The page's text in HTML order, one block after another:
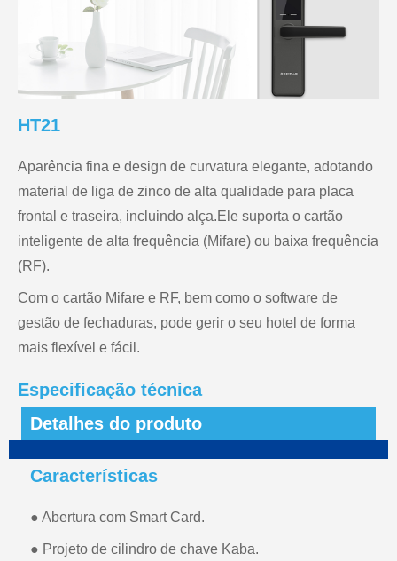
HT21
Aparência fina e design de curvatura elegante, adotando
material de liga de zinco de alta qualidade para placa
frontal e traseira, incluindo alça.Ele suporta o cartão
inteligente de alta frequência (Mifare) ou baixa frequência
(RF).
Com o cartão Mifare e RF, bem como o software de
gestão de fechaduras, pode gerir o seu hotel de forma
mais flexível e fácil.
Especificação técnica
Detalhes do produto
Características
● Abertura com Smart Card.
● Projeto de cilindro de chave Kaba.